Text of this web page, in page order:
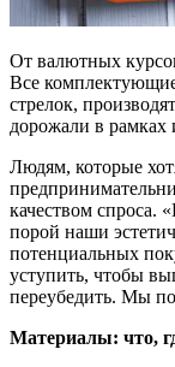
От валютных
Все
стрелок,
дорожали в рамках
Людям, которые
качеством спроса.
порой наши
потенциальных
уступить, чтобы
переубедить. Мы
Материалы: что,